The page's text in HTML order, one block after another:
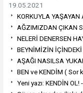
19.05.2021
KORKUYLA YAŞAYAN
AĞZIMIZDAN ÇIKAN
NELERİ DENERSEN
BEYNİMİZİN İÇİNDEKİ
AŞAĞI NASILSA
BEN ve KENDİM ( Sor
Yeni yazı: KENDİN OL! -